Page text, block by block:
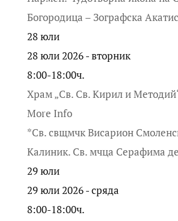
Богородица – Зографска
28юли
28 юли 2026 - вторник
8:00-18:00ч.
Храм „Св. Св. Кирил и
More Info
*Св. свщмчк Висарион
Калиник. Св. мчца Серафима
29юли
29 юли 2026 - сряда
8:00-18:00ч.